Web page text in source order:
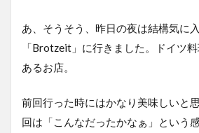
あ、そうそう、昨日の夜は結構気に
「Brotzeit」に行きました。ドイツ
あるお店。
前回行った時にはかなり美味しいと
回は「こんなだったかなぁ」という